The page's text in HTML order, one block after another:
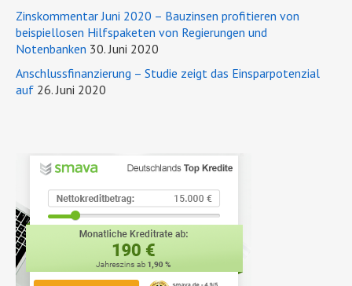
Zinskommentar Juni 2020 – Bauzinsen profitieren von
beispiellosen Hilfspaketen von Regierungen und
Notenbanken 30. Juni 2020
Anschlussfinanzierung – Studie zeigt das Einsparpotenzial
auf 26. Juni 2020